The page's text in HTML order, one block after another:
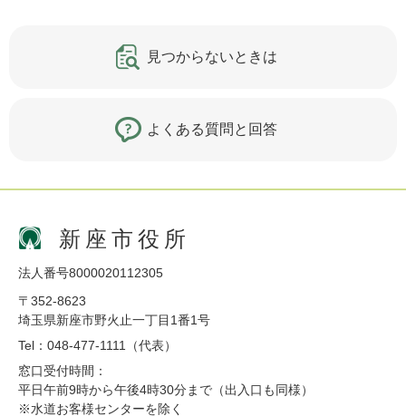
見つからないときは
よくある質問と回答
新座市役所
法人番号8000020112305
〒352-8623
埼玉県新座市野火止一丁目1番1号
Tel：048-477-1111（代表）
窓口受付時間：
平日午前9時から午後4時30分まで（出入口も同様）
※水道お客様センターを除く